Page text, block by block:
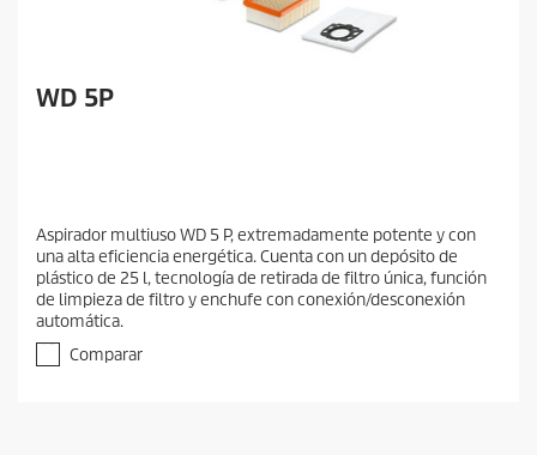
WD 5P
Aspirador multiuso WD 5 P, extremadamente potente y con
una alta eficiencia energética. Cuenta con un depósito de
plástico de 25 l, tecnología de retirada de filtro única, función
de limpieza de filtro y enchufe con conexión/desconexión
automática.
Comparar